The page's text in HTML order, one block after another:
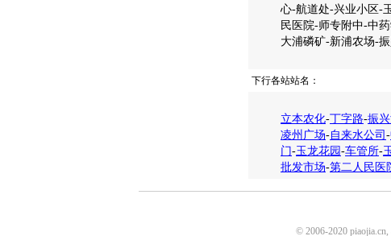
心-航道处-兴业小区-
民医院-师专附中-中
大浦磷矿-新浦农场-
下行各站站名：
立本农化-丁字路-振
凌州广场-自来水公司 -
门-玉龙花园-车管所-
批发市场-第二人民医
© 2006-2020